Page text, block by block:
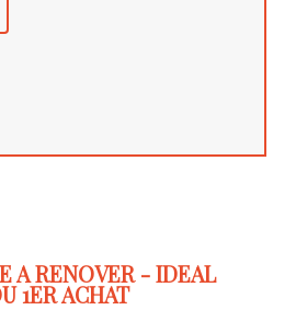
A RENOVER - IDEAL
1ER ACHAT